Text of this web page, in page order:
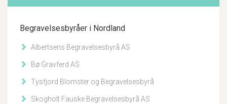
Begravelsesbyråer i Nordland
Albertsens Begravelsesbyrå AS
Bø Gravferd AS
Tysfjord Blomster og Begravelsesbyrå
Skogholt Fauske Begravelsesbyrå AS